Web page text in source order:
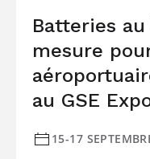
Batteries
mesure
au GSE
15-17